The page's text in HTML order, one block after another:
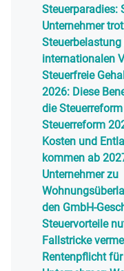
Steuerparadies:
Unternehmer
internationalen
Steuerfreie
2026: Diese
die
Steuerreform
Kosten und
kommen ab
Unternehmer zu
den GmbH-
Steuervorteile
Fallstricke
Rentenpflicht für